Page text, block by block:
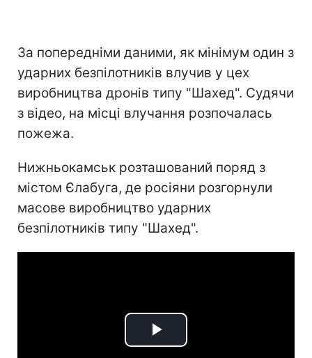
За попередніми даними, як мінімум один з
ударних безпілотників влучив у цех
виробництва дронів типу "Шахед". Судячи
з відео, на місці влучання розпочалась
пожежа.
Нижньокамськ розташований поряд з
містом Єлабуга, де росіяни розгорнули
масове виробництво ударних
безпілотників типу "Шахед".
Play